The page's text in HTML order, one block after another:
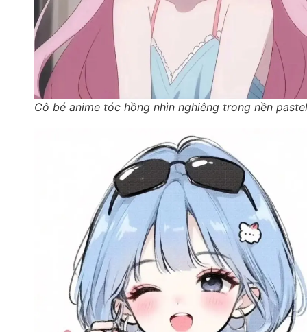
Cô bé anime tóc hồng nhìn nghiêng trong nền pastel